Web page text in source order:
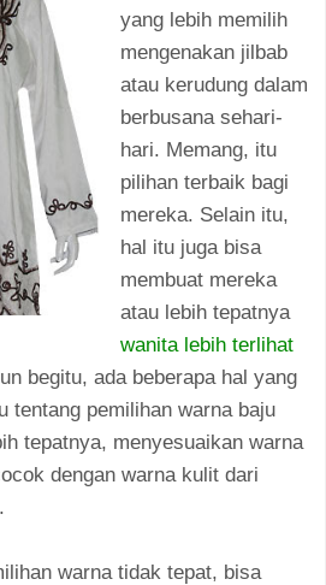
yang lebih memilih
mengenakan jilbab
atau kerudung dalam
berbusana sehari-
hari. Memang, itu
pilihan terbaik bagi
mereka. Selain itu,
hal itu juga bisa
membuat mereka
atau lebih tepatnya
wanita lebih terlihat
begitu, ada beberapa hal yang
tentang pemilihan warna baju
tepatnya, menyesuaikan warna
dengan warna kulit dari
warna tidak tepat, bisa